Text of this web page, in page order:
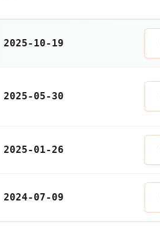
2025-10-19
2025-05-30
2025-01-26
2024-07-09